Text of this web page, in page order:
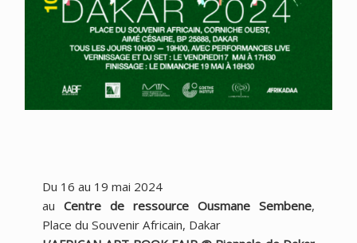
Du 16 au 19 mai 2024
auCentre de ressource Ousmane Sembene,
Place du Souvenir Africain, Dakar